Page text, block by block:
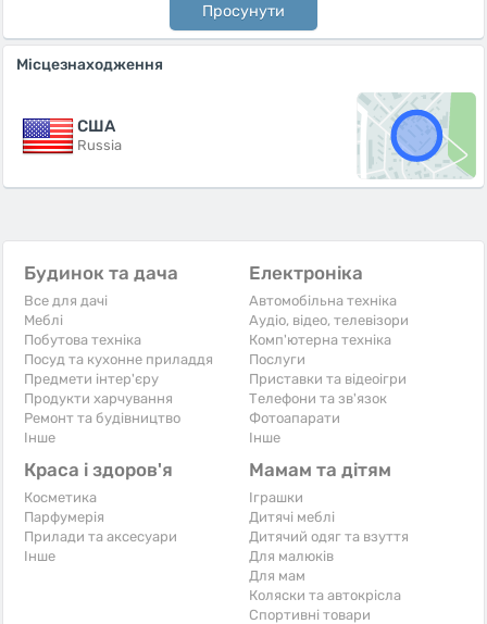
Просунути
Місцезнаходження
США
Russia
Будинок та дача
Все для дачі
Меблі
Побутова техніка
Посуд та кухонне приладдя
Предмети інтер'єру
Продукти харчування
Ремонт та будівництво
Iнше
Електроніка
Автомобільна техніка
Аудіо, відео, телевізори
Комп'ютерна техніка
Послуги
Приставки та відеоігри
Телефони та зв'язок
Фотоапарати
Iнше
Краса і здоров'я
Косметика
Парфумерія
Прилади та аксесуари
Iнше
Мамам та дітям
Іграшки
Дитячі меблі
Дитячий одяг та взуття
Для малюків
Для мам
Коляски та автокрісла
Спортивні товари